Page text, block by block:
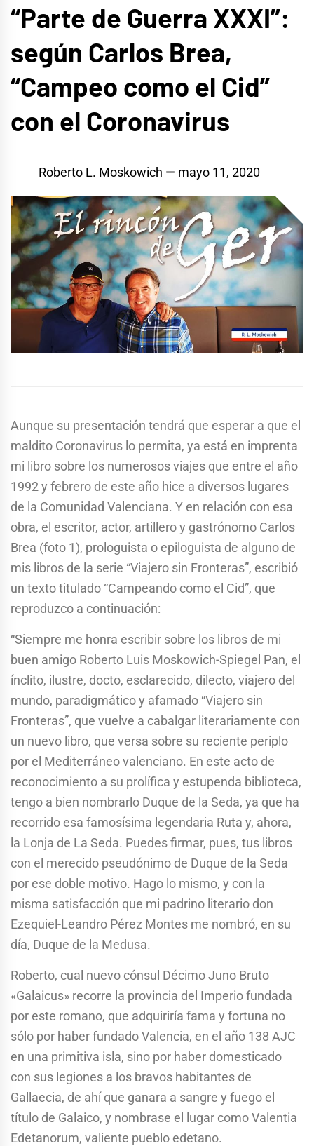
“Parte de Guerra XXXI”:
según Carlos Brea,
“Campeo como el Cid”
con el Coronavirus
Roberto L. Moskowich mayo 11, 2020
Aunque su presentación tendrá que esperar a que el
maldito Coronavirus lo permita, ya está en imprenta
mi libro sobre los numerosos viajes que entre el año
1992 y febrero de este año hice a diversos lugares
de la Comunidad Valenciana. Y en relación con esa
obra, el escritor, actor, artillero y gastrónomo Carlos
Brea (foto 1), prologuista o epiloguista de alguno de
mis libros de la serie “Viajero sin Fronteras”, escribió
un texto titulado “Campeando como el Cid”, que
reproduzco a continuación:
“Siempre me honra escribir sobre los libros de mi
buen amigo Roberto Luis Moskowich-Spiegel Pan, el
ínclito, ilustre, docto, esclarecido, dilecto, viajero del
mundo, paradigmático y afamado “Viajero sin
Fronteras”, que vuelve a cabalgar literariamente con
un nuevo libro, que versa sobre su reciente periplo
por el Mediterráneo valenciano. En este acto de
reconocimiento a su prolífica y estupenda biblioteca,
tengo a bien nombrarlo Duque de la Seda, ya que ha
recorrido esa famosísima legendaria Ruta y, ahora,
la Lonja de La Seda. Puedes firmar, pues, tus libros
con el merecido pseudónimo de Duque de la Seda
por ese doble motivo. Hago lo mismo, y con la
misma satisfacción que mi padrino literario don
Ezequiel-Leandro Pérez Montes me nombró, en su
día, Duque de la Medusa.
Roberto, cual nuevo cónsul Décimo Juno Bruto
«Galaicus» recorre la provincia del Imperio fundada
por este romano, que adquiriría fama y fortuna no
sólo por haber fundado Valencia, en el año 138 AJC
en una primitiva isla, sino por haber domesticado
con sus legiones a los bravos habitantes de
Gallaecia, de ahí que ganara a sangre y fuego el
título de Galaico, y nombrase el lugar como Valentia
Edetanorum, valiente pueblo edetano.